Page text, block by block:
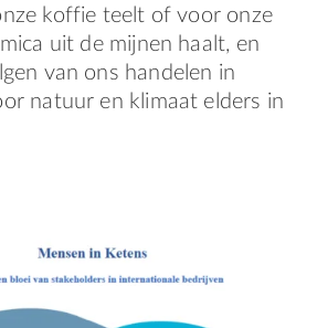
koffie teelt of voor onze
uit de mijnen haalt, en
van ons handelen in
natuur en klimaat elders in